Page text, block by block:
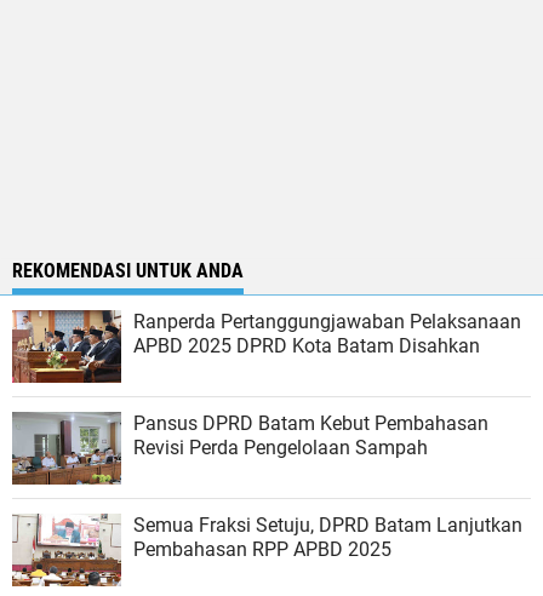
REKOMENDASI UNTUK ANDA
Ranperda Pertanggungjawaban Pelaksanaan
APBD 2025 DPRD Kota Batam Disahkan
Pansus DPRD Batam Kebut Pembahasan
Revisi Perda Pengelolaan Sampah
Semua Fraksi Setuju, DPRD Batam Lanjutkan
Pembahasan RPP APBD 2025